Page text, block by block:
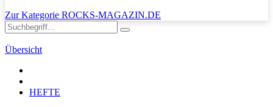
Zur Kategorie ROCKS-MAGAZIN.DE
Übersicht
HEFTE